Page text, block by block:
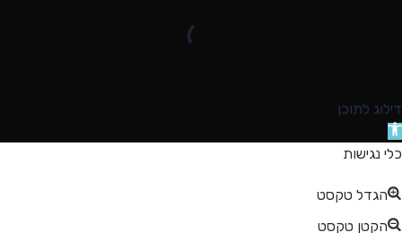
דילוג לתוכן
פתח
סרגל
כלי נגישות
הגדל טקסט
הקטן טקסט